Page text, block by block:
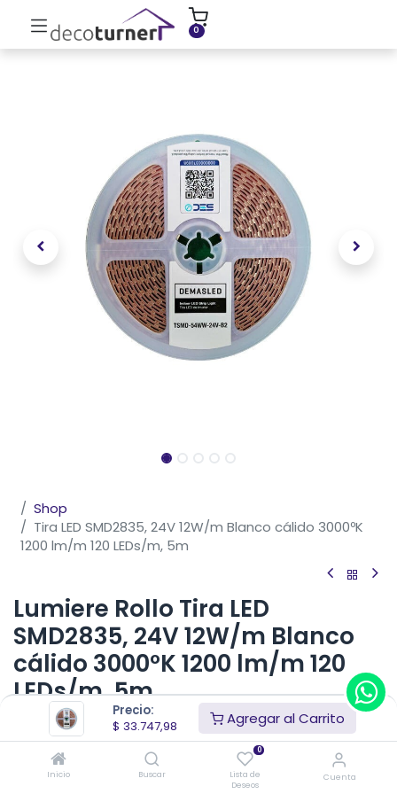
Precio:
$ 33.747,98 Agregar al Carrito
Inicio Buscar
0
Lista de
Deseos
Cuenta
0
Shop
Tira LED SMD2835, 24V 12W/m Blanco cálido 3000ºK
1200 lm/m 120 LEDs/m, 5m
Lumiere Rollo Tira LED
SMD2835, 24V 12W/m Blanco
cálido 3000ºK 1200 lm/m 120
LEDs/m, 5m
Tira LED SMD 2835 blanco cálido (3.000°K), ofrece una
alta intensidad lumínica y es perfecta para decorar
cualquier espacio tanto en el hogar como en espacios
comerciales, es perfecta para la iluminación interior ya